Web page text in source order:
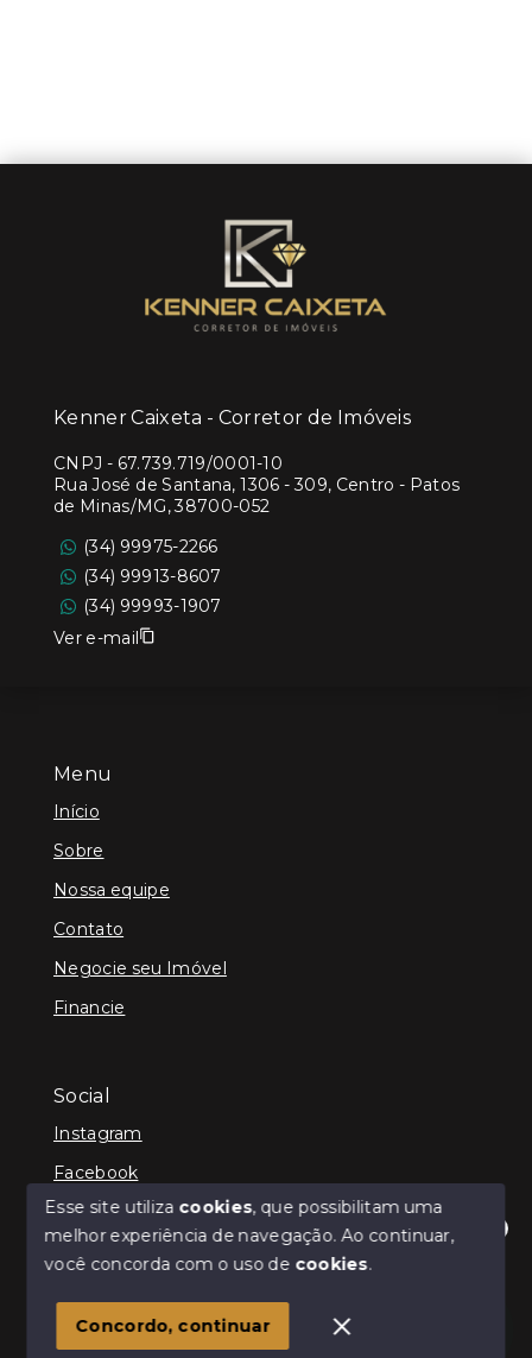
Olá! Estamos disponíveis para te ajudar.
Menu
Início
Sobre
Nossa equipe
Contato
Negocie seu Imóvel
Financie
Social
Instagram
Facebook
© Copyright 2026 - Kenner Caixeta - Corretor de
SITE PARA IMOBILIARIA
Kenner Caixeta - Corretor de Imóveis
CNPJ - 67.739.719/0001-10
Rua José de Santana, 1306 - 309, Centro - Patos
de Minas/MG, 38700-052
(34) 99975-2266
(34) 99913-8607
(34) 99993-1907
Ver e-mail
Esse site utiliza cookies, que possibilitam uma
melhor experiência de navegação.Ao continuar,
você concorda com o uso de cookies.
Concordo, continuar